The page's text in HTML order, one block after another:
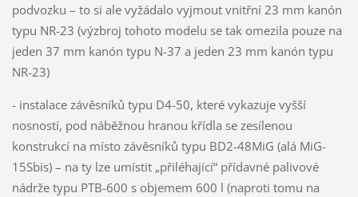
podvozku – to si ale vyžádalo vyjmout vnitřní 23 mm kanón
typu NR-23 (výzbroj tohoto modelu se tak omezila pouze na
jeden 37 mm kanón typu N-37 a jeden 23 mm kanón typu
NR-23)
- instalace závěsníků typu D4-50, které vykazuje vyšší
nosností, pod náběžnou hranou křídla se zesílenou
konstrukcí na místo závěsníků typu BD2-48MiG (alá MiG-
15Sbis) – na ty lze umístit „přiléhající“ přídavné palivové
nádrže typu PTB-600 s objemem 600 l (naproti tomu na